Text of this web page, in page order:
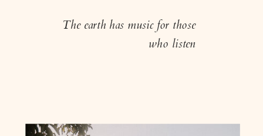
The earth has music for those
who listen